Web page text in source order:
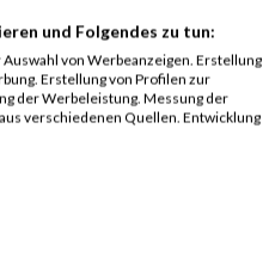
und Folgendes zu tun:
von Werbeanzeigen. Erstellung
Erstellung von Profilen zur
der Werbeleistung. Messung der
verschiedenen Quellen. Entwicklung